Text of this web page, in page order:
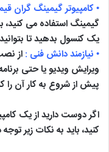
• کامپیوتر گیمینگ گران
گیمینگ استفاده می
یک کنسول بدهید تا
• نیازمند دانش فنی :از
ویرایش ویدیو یا حتی
پیش از شروع به کار آن
اگر دوست دارید از یک
کنید، باید به نکات زیر